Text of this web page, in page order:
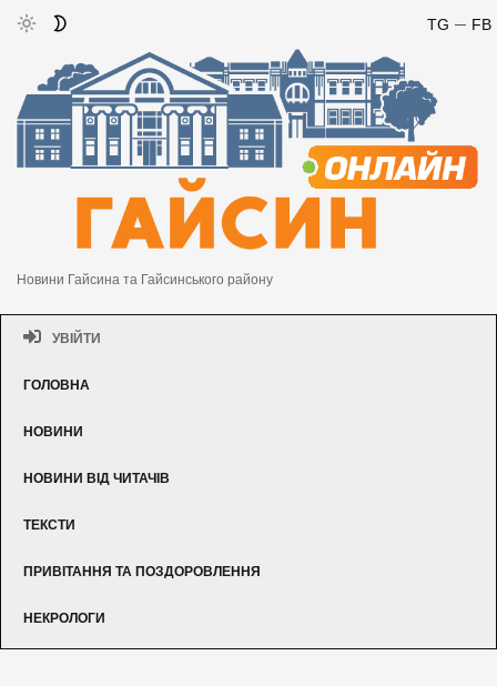
FB
TG
Новини Гайсина та Гайсинського району
УВІЙТИ
ГОЛОВНА
НОВИНИ
НОВИНИ ВІД ЧИТАЧІВ
ТЕКСТИ
ПРИВІТАННЯ ТА ПОЗДОРОВЛЕННЯ
НЕКРОЛОГИ